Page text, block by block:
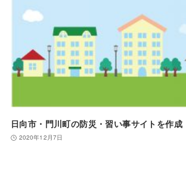
日向市・門川町の防災・習い事サイトを作成
2020年12月7日